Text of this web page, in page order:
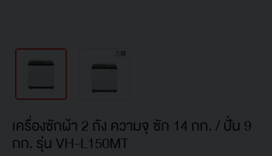
เครื่องซักผ้า 2 ถัง ความจุ ซัก 14 กก. / ปั่น 9
กก. รุ่น VH-L150MT